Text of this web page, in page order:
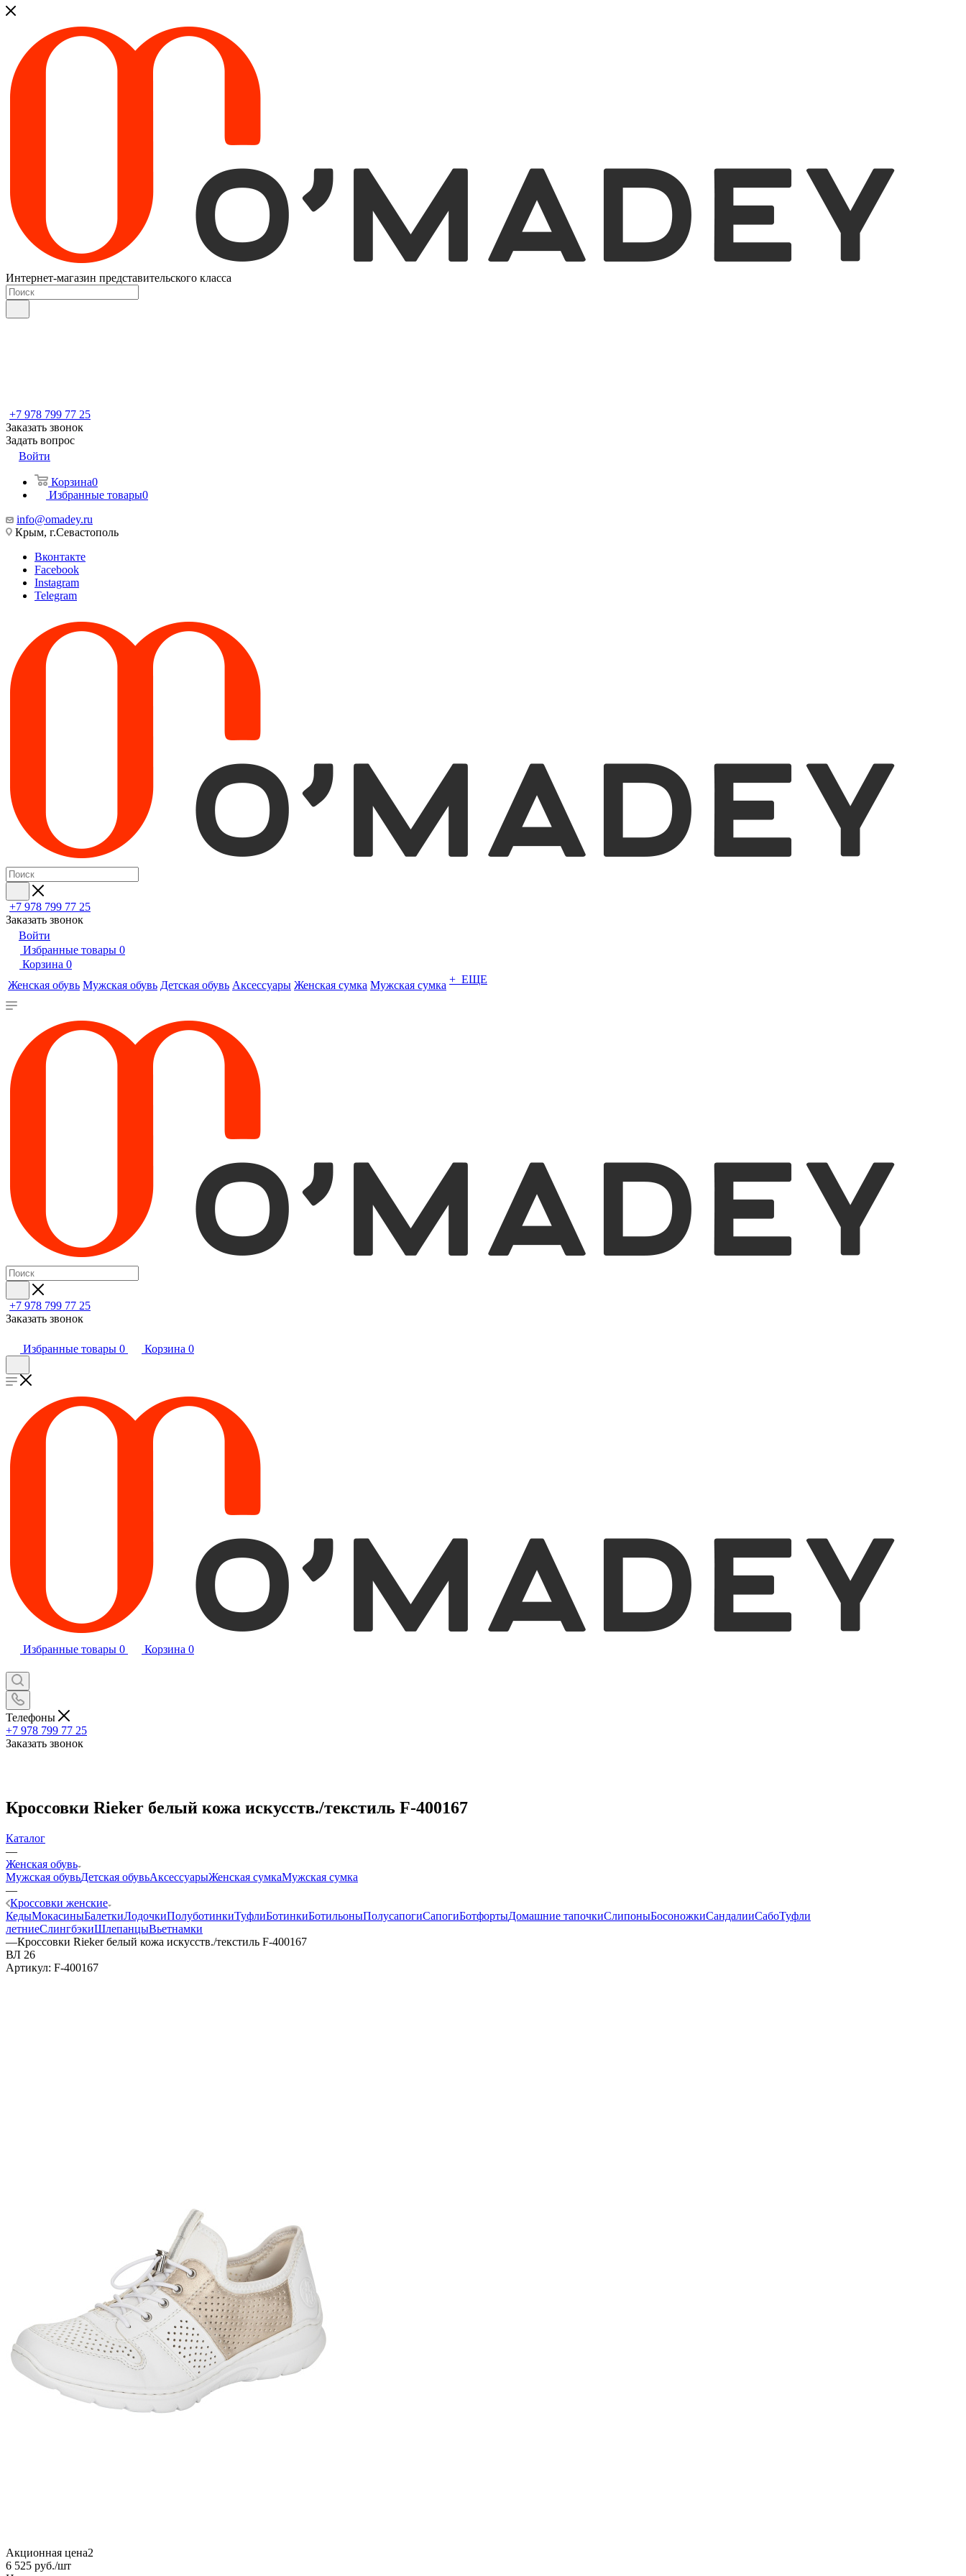
Интернет-магазин представительского класса
+7 978 799 77 25
Заказать звонок
Задать вопрос
Войти
Корзина0
Избранные товары0
info@omadey.ru
Крым, г.Севастополь
Вконтакте
Facebook
Instagram
Telegram
+7 978 799 77 25
Заказать звонок
Войти
Избранные товары 0
Корзина 0
Женская обувь Мужская обувь Детская обувь Аксессуары Женская сумка Мужская сумка + ЕЩЕ
+7 978 799 77 25
Заказать звонок
Избранные товары 0 Корзина 0
Избранные товары 0 Корзина 0
Телефоны
+7 978 799 77 25
Заказать звонок
Кроссовки Rieker белый кожа искусств./текстиль F-400167
Каталог
—
Женская обувь
Мужская обувьДетская обувьАксессуарыЖенская сумкаМужская сумка
—
Кроссовки женские
КедыМокасиныБалеткиЛодочкиПолуботинкиТуфлиБотинкиБотильоныПолусапогиСапогиБотфортыДомашние тапочкиСлипоныБосоножкиСандалииСабоТуфли
летниеСлингбэкиШлепанцыВьетнамки
—Кроссовки Rieker белый кожа искусств./текстиль F-400167
ВЛ 26
Артикул: F-400167
Акционная цена2
6 525 руб./шт